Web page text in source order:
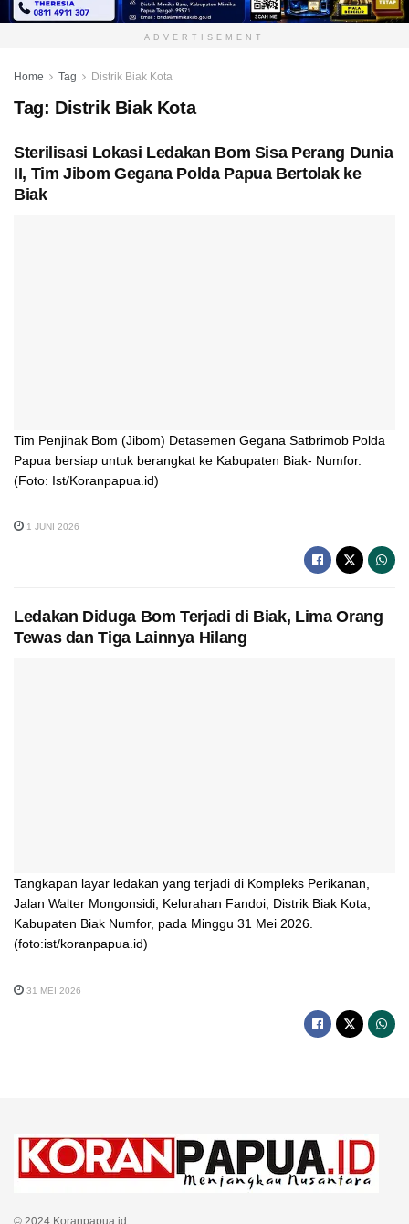
ADVERTISEMENT
Home Tag Distrik Biak Kota
Tag: Distrik Biak Kota
Sterilisasi Lokasi Ledakan Bom Sisa Perang Dunia
II, Tim Jibom Gegana Polda Papua Bertolak ke
Biak
Tim Penjinak Bom (Jibom) Detasemen Gegana Satbrimob Polda
Papua bersiap untuk berangkat ke Kabupaten Biak- Numfor.
(Foto: Ist/Koranpapua.id)
1 JUNI 2026
Ledakan Diduga Bom Terjadi di Biak, Lima Orang
Tewas dan Tiga Lainnya Hilang
Tangkapan layar ledakan yang terjadi di Kompleks Perikanan,
Jalan Walter Mongonsidi, Kelurahan Fandoi, Distrik Biak Kota,
Kabupaten Biak Numfor, pada Minggu 31 Mei 2026.
(foto:ist/koranpapua.id)
31 MEI 2026
© 2024 Koranpapua.id